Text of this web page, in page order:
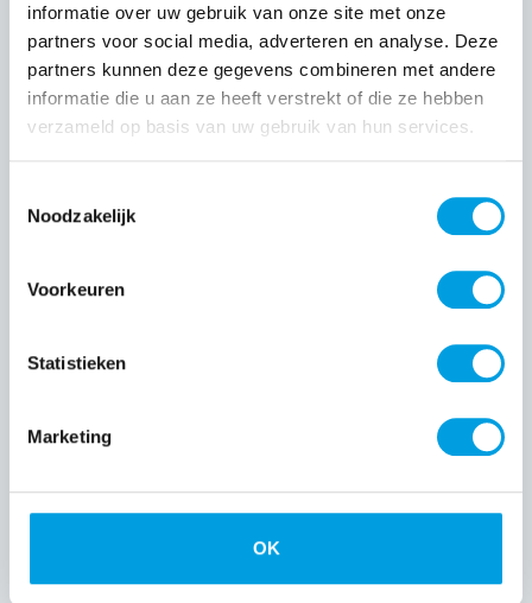
informatie over uw gebruik van onze site met onze
partners voor social media, adverteren en analyse. Deze
partners kunnen deze gegevens combineren met andere
informatie die u aan ze heeft verstrekt of die ze hebben
verzameld op basis van uw gebruik van hun services.
Noodzakelijk
Voorkeuren
Statistieken
Marketing
OK